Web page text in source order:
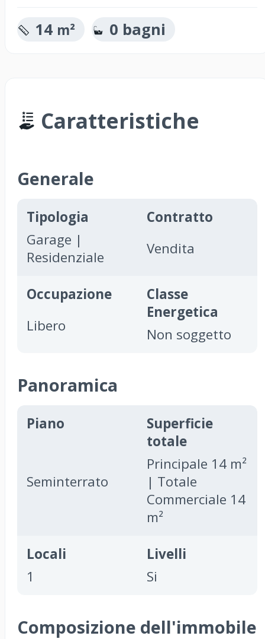
14 m² 0 bagni
Caratteristiche
Generale
Tipologia
Garage |
Residenziale
Contratto
Vendita
Occupazione
Libero
Classe
Energetica
Non soggetto
Panoramica
Piano
Seminterrato
Superficie
totale
Principale 14 m²
| Totale
Commerciale 14
m²
Locali
1
Livelli
Si
Composizione dell'immobile